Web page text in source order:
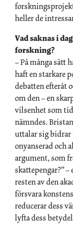
heller de
Vad saknas i
forskning?
– På många sätt
haft en starkare
debatten efteråt
om den – en
vilsenhet som
nämndes.
uttalar sig
onyanserad och
argument, som
skattepengar?”
resten av den
försvara
reducerar dess
lyfta dess